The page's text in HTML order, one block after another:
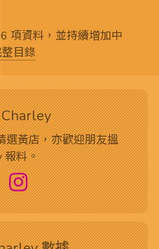
項資料，並持續增加中
目錄
選黃店，亦歡迎朋友搵
報料。